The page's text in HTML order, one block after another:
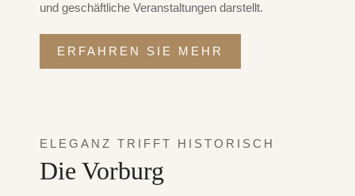
und geschäftliche Veranstaltungen darstellt.
ERFAHREN SIE MEHR
ELEGANZ TRIFFT HISTORISCH
Die Vorburg